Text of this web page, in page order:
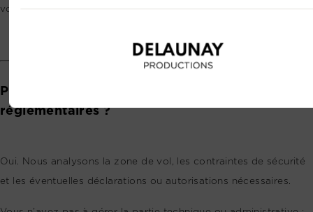
vous indiquons clairement ce qui est possible.
Prenez-vous en charge les démarches
réglementaires ?
Oui. Nous analysons la zone de vol, les contraintes de sécurité
et les éventuelles déclarations ou autorisations nécessaires.